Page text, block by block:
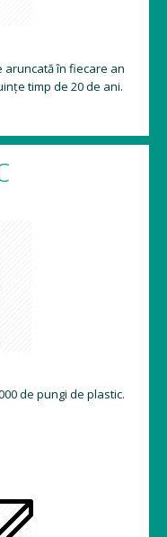
aruncată în fiecare an
timp de 20 de ani.
de pungi de plastic.